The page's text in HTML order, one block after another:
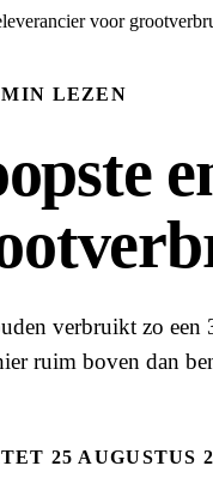
voor
MIN LEZEN
verbruikt zo
ruim boven dan
25 AUGUSTUS